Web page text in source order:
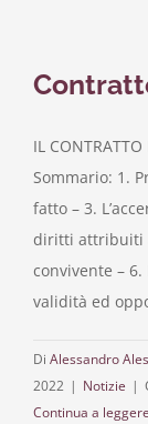
ATTI
IN
FONDO
IL
Sommario: 1.
fatto – 3.
diritti attribuiti
convivente –
validità ed
Di Alessandro
2022 | Notizie |
Continua a leggere